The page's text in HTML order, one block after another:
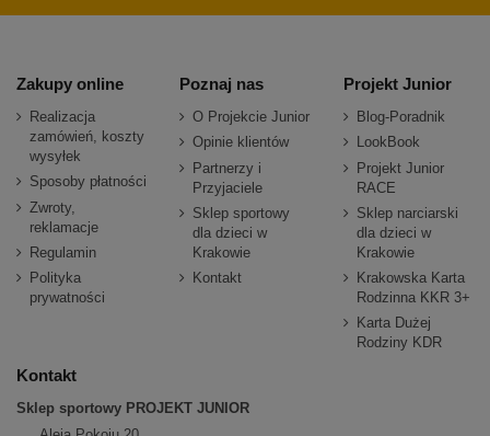
Zakupy online
Realizacja
zamówień, koszty
wysyłek
Sposoby płatności
Zwroty,
reklamacje
Regulamin
Polityka
prywatności
Poznaj nas
O Projekcie Junior
Opinie klientów
Partnerzy i
Przyjaciele
Sklep sportowy
dla dzieci w
Krakowie
Kontakt
Projekt Junior
Blog-Poradnik
LookBook
Projekt Junior
RACE
Sklep narciarski
dla dzieci w
Krakowie
Krakowska Karta
Rodzinna KKR 3+
Karta Dużej
Rodziny KDR
Kontakt
Sklep sportowy PROJEKT JUNIOR